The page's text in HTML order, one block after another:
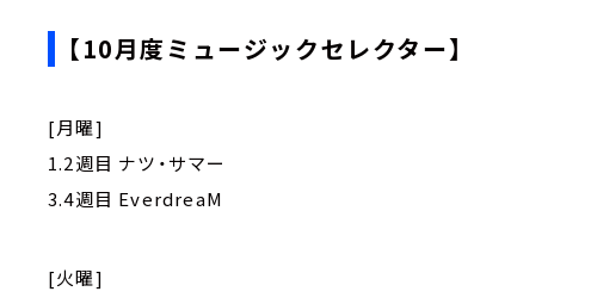
【10月度ミュージックセレクター】
[月曜]
1.2週目 ナツ・サマー
3.4週目 EverdreaM
[火曜]